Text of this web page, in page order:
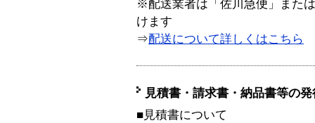
※配送業者は「佐川急便」また
けます
⇒配送について詳しくはこちら
見積書・請求書・納品書等の
■見積書について